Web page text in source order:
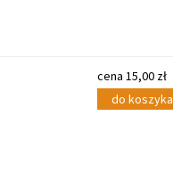
cena 15,00 zł
do koszyka